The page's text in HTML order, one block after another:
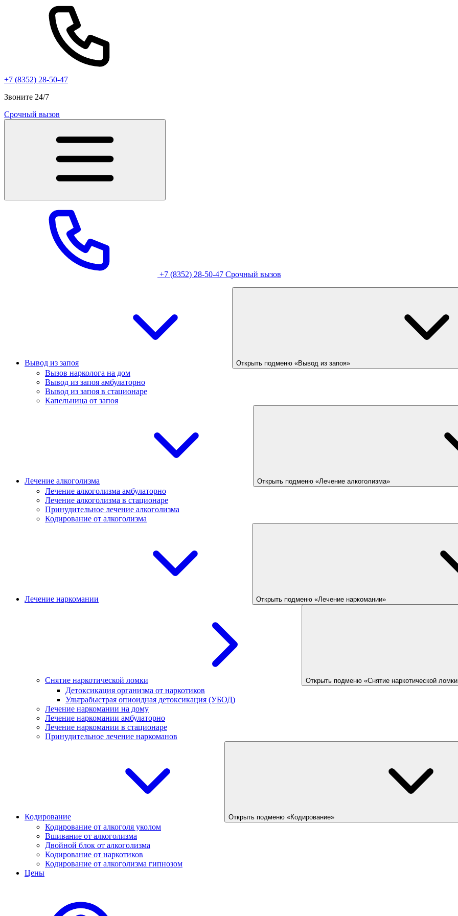
+7 (8352) 28-50-47
Звоните 24/7
Срочный вызов
+7 (8352) 28-50-47 Срочный вызов
Вывод из запоя Открыть подменю «Вывод из запоя»
Вызов нарколога на дом
Вывод из запоя амбулаторно
Вывод из запоя в стационаре
Капельница от запоя
Лечение алкоголизма Открыть подменю «Лечение алкоголизма»
Лечение алкоголизма амбулаторно
Лечение алкоголизма в стационаре
Принудительное лечение алкоголизма
Кодирование от алкоголизма
Лечение наркомании Открыть подменю «Лечение наркомании»
Снятие наркотической ломки Открыть подменю «Снятие наркотической
Детоксикация организма от наркотиков
Ультрабыстрая опиоидная детоксикация (УБОД)
Лечение наркомании на дому
Лечение наркомании амбулаторно
Лечение наркомании в стационаре
Принудительное лечение наркоманов
Кодирование Открыть подменю «Кодирование»
Кодирование от алкоголя уколом
Вшивание от алкоголизма
Двойной блок от алкоголизма
Кодирование от наркотиков
Кодирование от алкоголизма гипнозом
Цены